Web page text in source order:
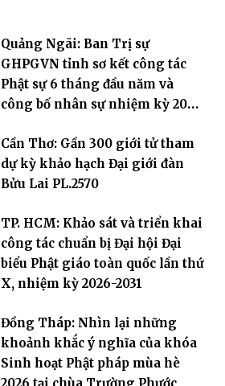
Quảng Ngãi: Ban Trị sự
GHPGVN tỉnh sơ kết công tác
Phật sự 6 tháng đầu năm và
công bố nhân sự nhiệm kỳ 2026
Cần Thơ: Gần 300 giới tử tham
dự kỳ khảo hạch Đại giới đàn
Bửu Lai PL.2570
TP. HCM: Khảo sát và triển khai
công tác chuẩn bị Đại hội Đại
biểu Phật giáo toàn quốc lần thứ
X, nhiệm kỳ 2026-2031
Đồng Tháp: Nhìn lại những
khoảnh khắc ý nghĩa của khóa
Sinh hoạt Phật pháp mùa hè